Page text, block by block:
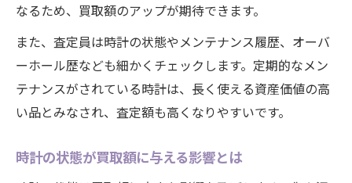
なるため、買取額のアップが期待できます。
また、査定員は時計の状態やメンテナンス履歴、オーバ
ーホール歴なども細かくチェックします。定期的なメン
テナンスがされている時計は、長く使える資産価値の高
い品とみなされ、査定額も高くなりやすいです。
時計の状態が買取額に与える影響とは